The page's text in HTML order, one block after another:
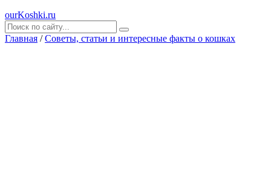
ourKoshki.ru
Главная / Советы, статьи и интересные факты о кошках